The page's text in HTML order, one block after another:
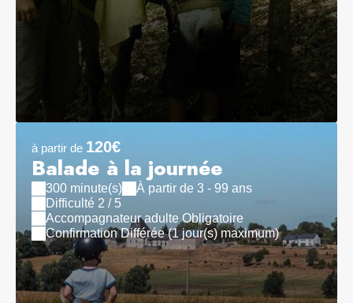
à partir de 120€
Balade à la journée
300 minute(s)
À partir de 3 - 99 ans
Difficulté 2 / 5
Accompagnateur adulte Obligatoire
Confirmation Différée (1 jour(s) maximum)